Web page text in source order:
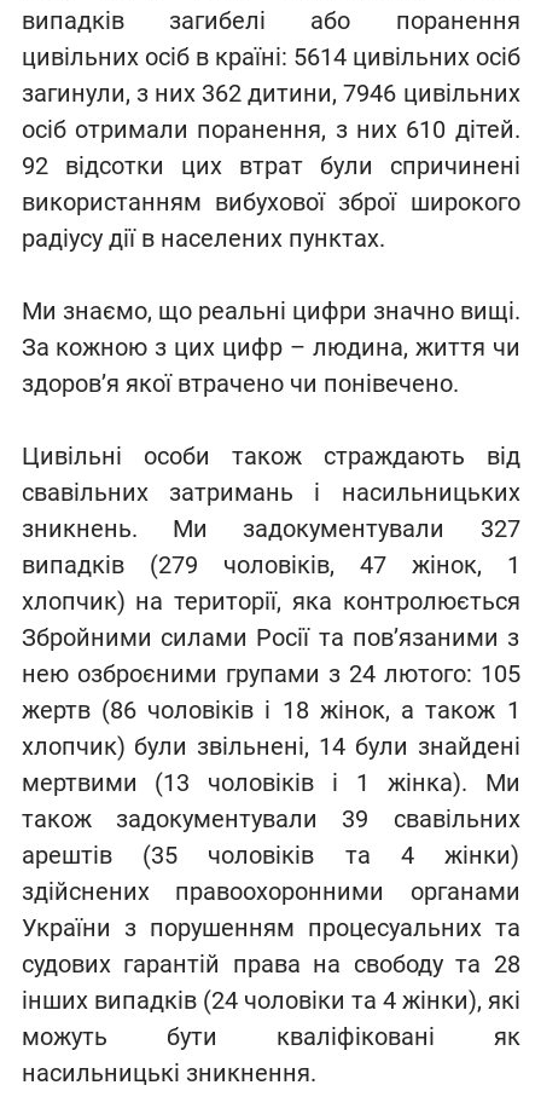
випадків загибелі або поранення
цивільних осіб в країні: 5614 цивільних осіб
загинули, з них 362 дитини, 7946 цивільних
осіб отримали поранення, з них 610 дітей.
92 відсотки цих втрат були спричинені
використанням вибухової зброї широкого
радіусу дії в населених пунктах.
Ми знаємо, що реальні цифри значно вищі.
За кожною з цих цифр – людина, життя чи
здоров’я якої втрачено чи понівечено.
Цивільні особи також страждають від
свавільних затримань і насильницьких
зникнень. Ми задокументували 327
випадків (279 чоловіків, 47 жінок, 1
хлопчик) на території, яка контролюється
Збройними силами Росії та пов’язаними з
нею озброєними групами з 24 лютого: 105
жертв (86 чоловіків і 18 жінок, а також 1
хлопчик) були звільнені, 14 були знайдені
мертвими (13 чоловіків і 1 жінка). Ми
також задокументували 39 свавільних
арештів (35 чоловіків та 4 жінки)
здійснених правоохоронними органами
України з порушенням процесуальних та
судових гарантій права на свободу та 28
інших випадків (24 чоловіки та 4 жінки), які
можуть бути кваліфіковані як
насильницькі зникнення.